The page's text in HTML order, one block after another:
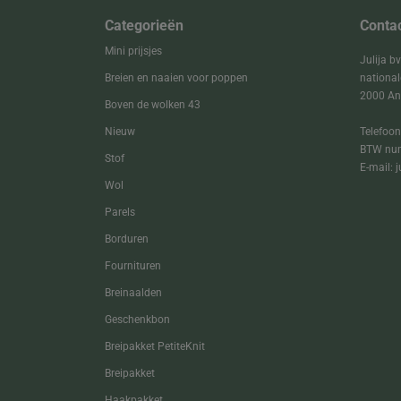
Categorieën
Mini prijsjes
Breien en naaien voor poppen
Boven de wolken 43
Nieuw
Stof
Wol
Parels
Borduren
Fournituren
Breinaalden
Geschenkbon
Breipakket PetiteKnit
Breipakket
Julija
2000
BTW
E-mail: